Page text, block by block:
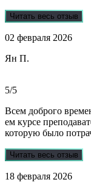
уровне.А если
помощь
Читать весь отзыв
02 февраля 2026
Ян П.
5/5
Всем доброго
ем курсе
которую было
обратился в Dist-help. Первый раз, были опасения и по срокам,
Ребята большие
Читать весь отзыв
18 февраля 2026